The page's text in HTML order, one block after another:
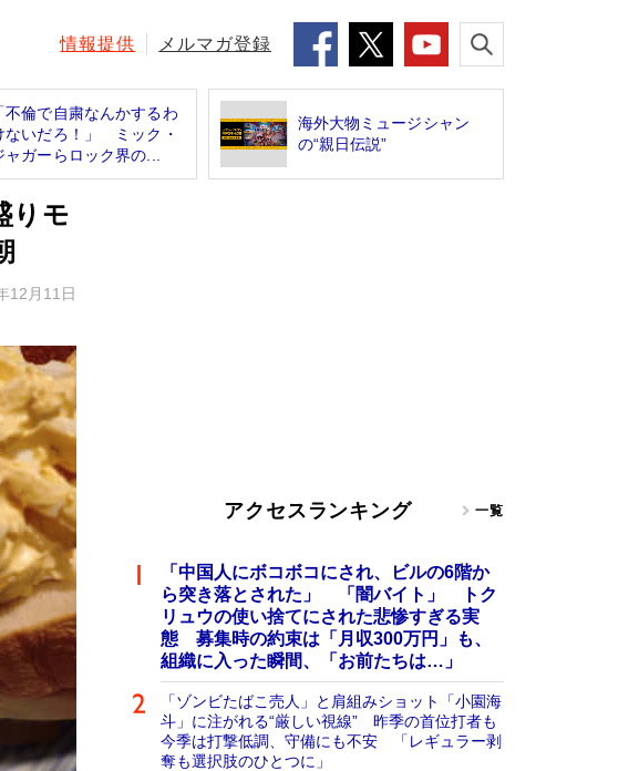
情報提供 メルマガ登録
「不倫で自粛なんかするわ
ないだろ！」 ミック・
ャガーらロック界の...
海外大物ミュージシャン
の“親日伝説”
りモ
12月11日
アクセスランキング 一覧
「中国人にボコボコにされ、ビルの6階か
ら突き落とされた」 「闇バイト」 トク
リュウの使い捨てにされた悲惨すぎる実
態 募集時の約束は「月収300万円」も、
組織に入った瞬間、「お前たちは…」
「ゾンビたばこ売人」と肩組みショット「小園海
斗」に注がれる“厳しい視線” 昨季の首位打者も
今季は打撃低調、守備にも不安 「レギュラー剥
奪も選択肢のひとつに」